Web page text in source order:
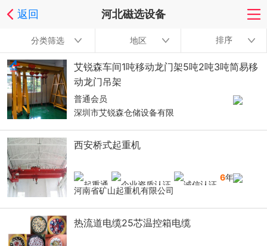
返回 河北磁选设备
分类筛选 地区 排序
艾锐森车间1吨移动龙门架5吨2吨3吨简易移
动龙门吊架
普通会员
深圳市艾锐森仓储设备有限
西安桥式起重机
6年
河南省矿山起重机有限公司
热流道电缆25芯温控箱电缆